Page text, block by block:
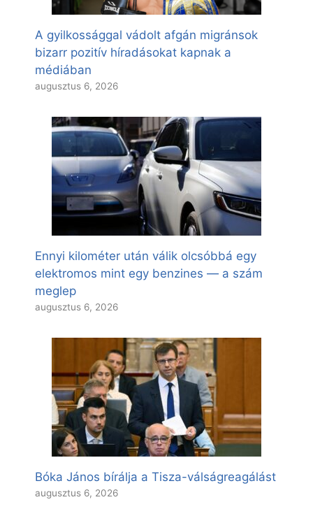
A gyilkossággal vádolt afgán migránsok
bizarr pozitív híradásokat kapnak a
médiában
augusztus 6, 2026
Ennyi kilométer után válik olcsóbbá egy
elektromos mint egy benzines — a szám
meglep
augusztus 6, 2026
Bóka János bírálja a Tisza-válságreagálást
augusztus 6, 2026